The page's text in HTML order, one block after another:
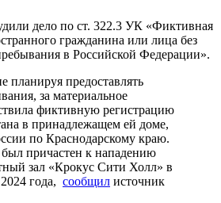
дело по ст. 322.3 УК «Фиктивная
гражданина или лица без
в Российской Федерации».
планируя предоставлять
за материальное
фиктивную регистрацию
в принадлежащем ей доме,
по Краснодарскому краю.
причастен к нападению
зал «Крокус Сити Холл» в
года, сообщил источник